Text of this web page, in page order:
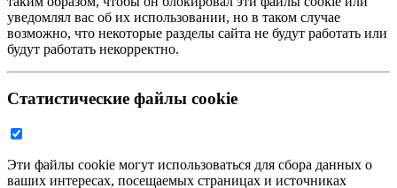
уведомлял вас об их использовании, но в таком случае
возможно, что некоторые разделы сайта не будут работать или
будут работать некорректно.
Статистические файлы cookie
Эти файлы cookie могут использоваться для сбора данных о
ваших интересах, посещаемых страницах и источниках